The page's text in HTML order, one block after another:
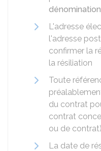
L'adresse
l'adresse
confirmer la
la résiliation
Toute
du contrat
contrat
ou de contrat)
La date de